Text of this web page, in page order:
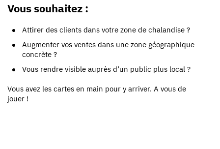
Vous souhaitez :
Attirer des clients dans votre zone de chalandise ?
Augmenter vos ventes dans une zone géographique
concrète ?
Vous rendre visible auprès d’un public plus local ?
Vous avez les cartes en main pour y arriver. A vous de
jouer !